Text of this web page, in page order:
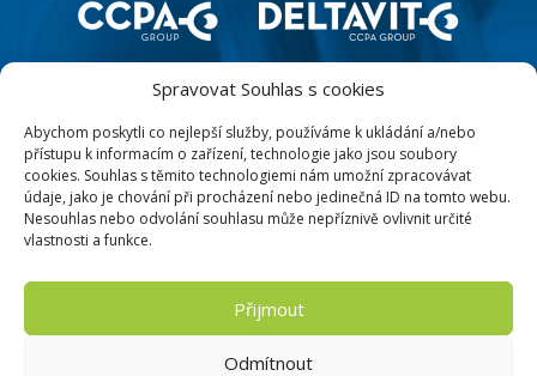
Spravovat Souhlas s cookies
Abychom poskytli co nejlepší služby, používáme k ukládání a/nebo
přístupu k informacím o zařízení, technologie jako jsou soubory
cookies. Souhlas s těmito technologiemi nám umožní zpracovávat
údaje, jako je chování při procházení nebo jedinečná ID na tomto webu.
Nesouhlas nebo odvolání souhlasu může nepříznivě ovlivnit určité
vlastnosti a funkce.
Přijmout
Odmítnout
PODMÍNKY UŽITÍ